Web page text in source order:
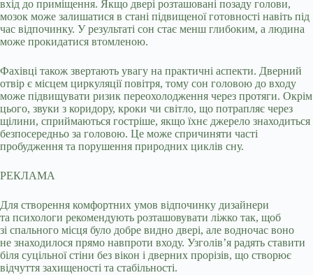
вхід до приміщення. Якщо двері розташовані позаду голови,
мозок може залишатися в стані підвищеної готовності навіть під
час відпочинку. У результаті сон стає менш глибоким, а людина
може прокидатися втомленою.
Фахівці також звертають увагу на практичні аспекти. Дверний
отвір є місцем циркуляції повітря, тому сон головою до входу
може підвищувати ризик переохолодження через протяги. Окрім
цього, звуки з коридору, кроки чи світло, що потрапляє через
щілини, сприймаються гостріше, якщо їхнє джерело знаходиться
безпосередньо за головою. Це може спричиняти часті
пробудження та порушення природних циклів сну.
РЕКЛАМА
Для створення комфортних умов відпочинку дизайнери
та психологи рекомендують розташовувати ліжко так, щоб
зі спального місця було добре видно двері, але водночас воно
не знаходилося прямо навпроти входу. Узголів’я радять ставити
біля суцільної стіни без вікон і дверних прорізів, що створює
відчуття захищеності та стабільності.